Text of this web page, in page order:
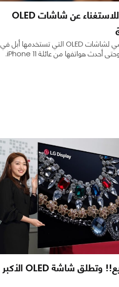
أبل تبدأ أولى خطواتها للاستغناء عن شاشات OLED
تعتبر سامسونج المزود الرئيسي لشاشات OLED التي تستخدمها أبل في
شركة LG تتحدي الجميع!! وتطلق شاشة OLED الأكبر